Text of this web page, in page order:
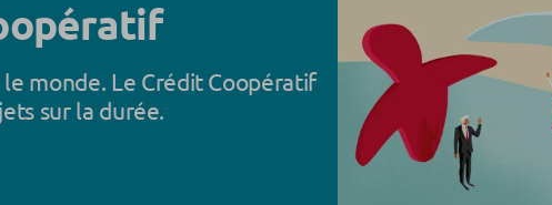
monde. Le Crédit Coopératif
sur la durée.